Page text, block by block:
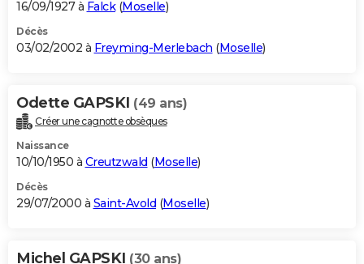
16/09/1927 à Falck(Moselle)
Décès
03/02/2002 à Freyming-Merlebach (Moselle)
Odette GAPSKI (49 ans)
Créer une cagnotte obsèques
Naissance
10/10/1950 à Creutzwald (Moselle)
Décès
29/07/2000 à Saint-Avold (Moselle)
Michel GAPSKI (30 ans)